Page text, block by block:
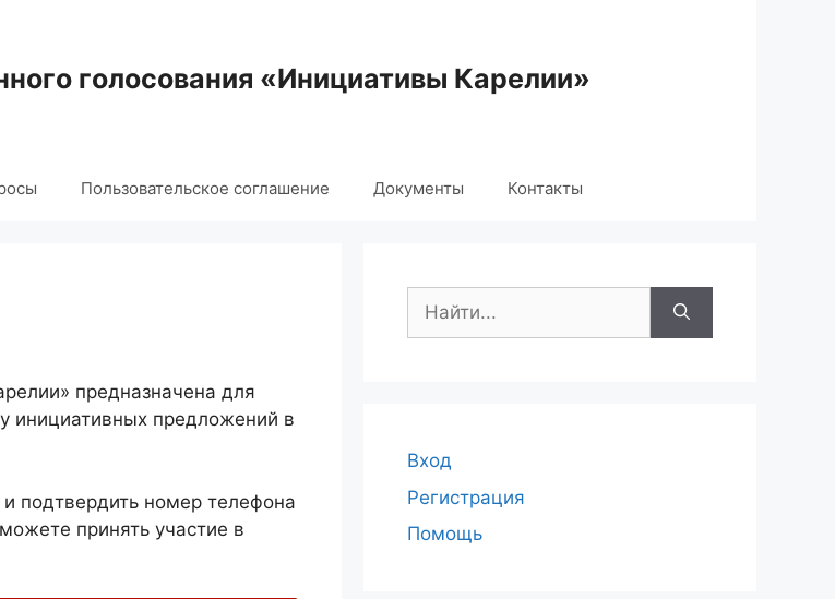
голосования «Инициативы Карелии»
Пользовательское соглашение Документы Контакты
предназначена для
инициативных предложений в
подтвердить номер телефона
принять участие в
Поиск:
Вход
Регистрация
Помощь